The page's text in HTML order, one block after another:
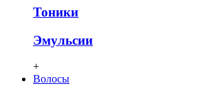
Тоники
Эмульсии
+
Волосы